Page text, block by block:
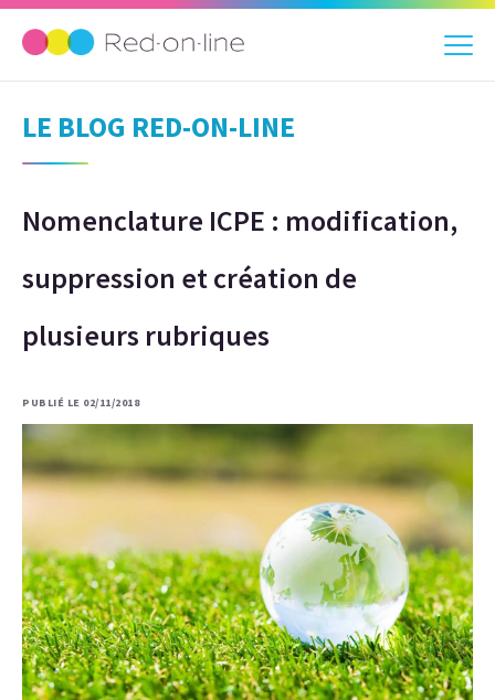
LE BLOG RED-ON-LINE
Nomenclature ICPE : modification,
suppression et création de
plusieurs rubriques
PUBLIÉ LE 02/11/2018